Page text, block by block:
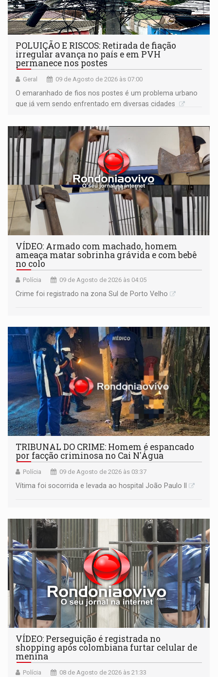
POLUIÇÃO E RISCOS: Retirada de fiação
irregular avança no país e em PVH
permanece nos postes
Geral 09 de Agosto de 2026 às 07:00
O emaranhado de fios nos postes é um problema urbano
que já vem sendo enfrentado em diversas cidades
VÍDEO: Armado com machado, homem
ameaça matar sobrinha grávida e com bebê
no colo
Polícia 09 de Agosto de 2026 às 04:05
Crime foi registrado na zona Sul de Porto Velho
TRIBUNAL DO CRIME: Homem é espancado
por facção criminosa no Cai N'Água
Polícia 09 de Agosto de 2026 às 03:37
Vítima foi socorrida e levada ao hospital João Paulo II
VÍDEO: Perseguição é registrada no
shopping após colombiana furtar celular de
menina
Polícia 08 de Agosto de 2026 às 21:33